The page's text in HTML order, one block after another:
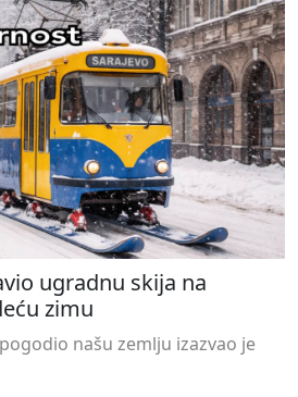
ugradnu skija na
zimu
našu zemlju izazvao je